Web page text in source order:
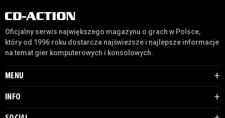
Oficjalny serwis największego magazynu o grach w Polsce,
który od 1996 roku dostarcza najświeższe i najlepsze informacje
na temat gier komputerowych i konsolowych.
MENU
INFO